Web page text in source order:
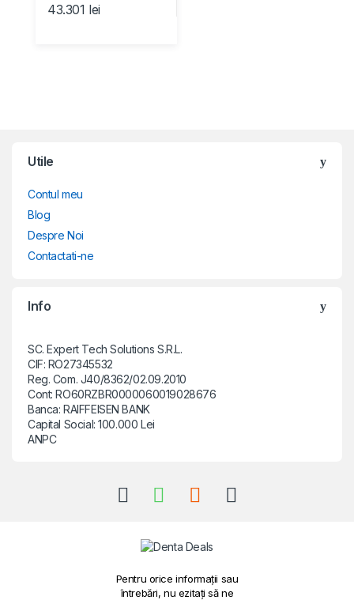
43.301 lei
Utile
Contul meu
Blog
Despre Noi
Contactati-ne
Info
SC. Expert Tech Solutions S.R.L.
CIF: RO27345532
Reg. Com. J40/8362/02.09.2010
Cont: RO60RZBR0000060019028676
Banca: RAIFFEISEN BANK
Capital Social: 100.000 Lei
ANPC
Pentru orice informații sau
întrebări, nu ezitați să ne